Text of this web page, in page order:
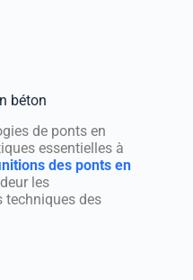
béton
de ponts en
essentielles à
des ponts en
les
des